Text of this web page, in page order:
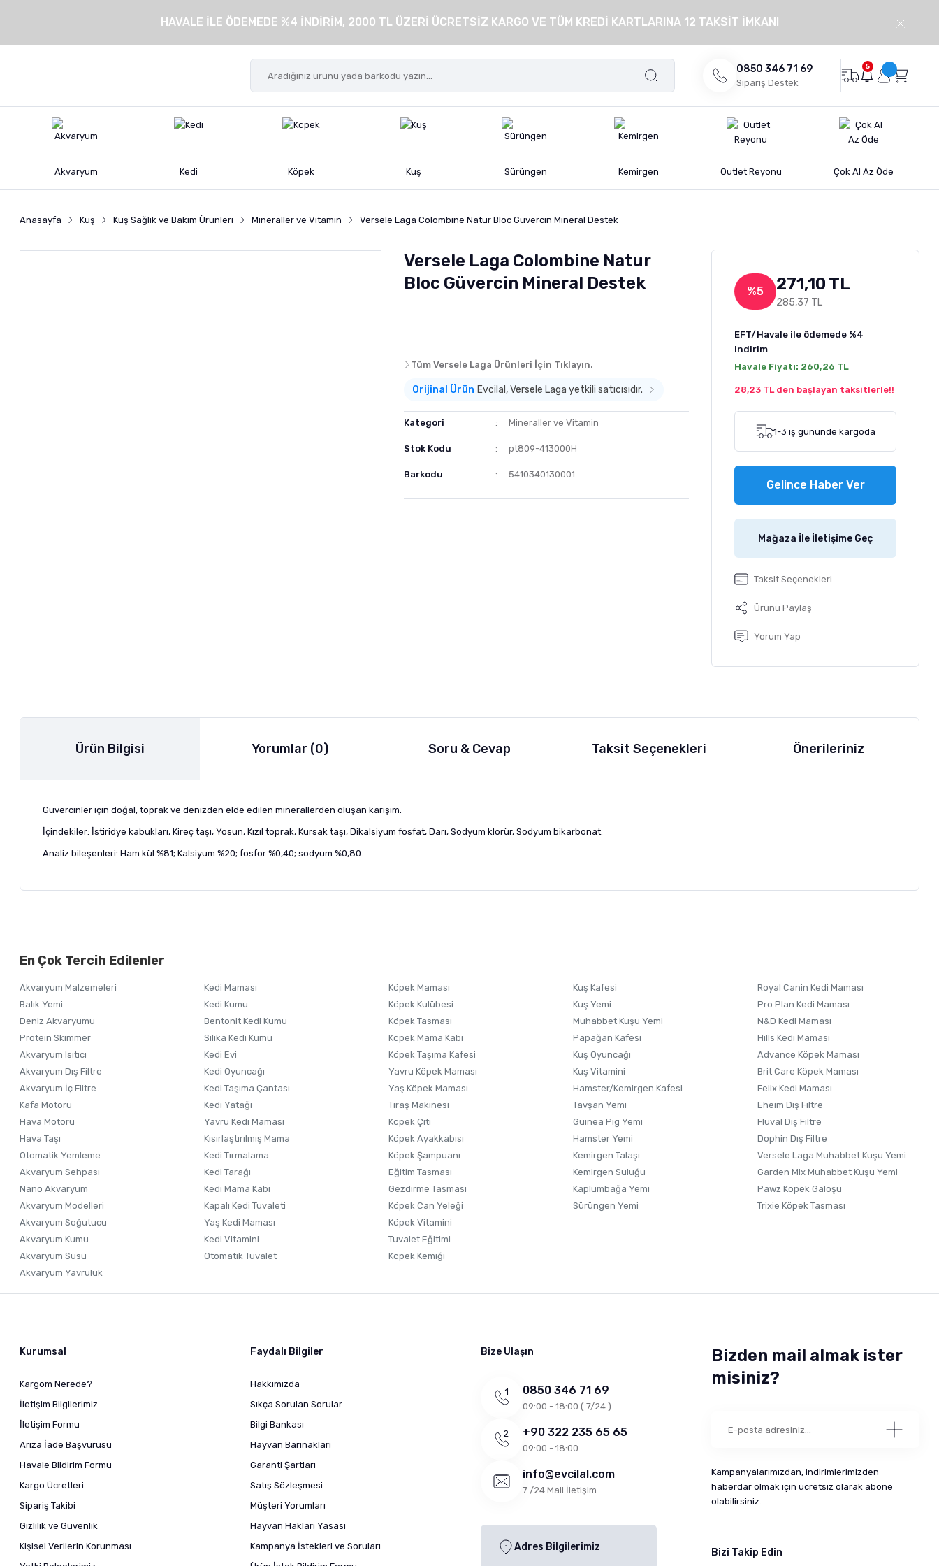
HAVALE İLE ÖDEMEDE %4 İNDİRİM, 2000 TL ÜZERİ ÜCRETSİZ KARGO VE TÜM KREDİ KARTLARINA 12 TAKSİT İMKANI
0850 346 71 69
Sipariş Destek
5
Akvaryum Kedi Köpek Kuş Sürüngen Kemirgen Outlet Reyonu Çok Al Az Öde
Anasayfa Kuş Kuş Sağlık ve Bakım Ürünleri Mineraller ve Vitamin Versele Laga Colombine Natur Bloc Güvercin Mineral Destek
Versele Laga Colombine Natur
Bloc Güvercin Mineral Destek
Tüm Versele Laga Ürünleri İçin Tıklayın.
Orijinal Ürün Evcilal, Versele Laga yetkili satıcısıdır.
Kategori Mineraller ve Vitamin
Stok Kodu pt809-413000H
Barkodu 5410340130001
%5 271,10 TL
285,37 TL
EFT/Havale ile ödemede %4
indirim
Havale Fiyatı: 260,26 TL
28,23 TL den başlayan taksitlerle!!
1-3 iş gününde kargoda
Gelince Haber Ver
Mağaza İle İletişime Geç
Taksit Seçenekleri
Ürünü Paylaş
Yorum Yap
Ürün Bilgisi Yorumlar (0) Soru & Cevap Taksit Seçenekleri Önerileriniz
Güvercinler için doğal, toprak ve denizden elde edilen minerallerden oluşan karışım.
İçindekiler: İstiridye kabukları, Kireç taşı, Yosun, Kızıl toprak, Kursak taşı, Dikalsiyum fosfat, Darı, Sodyum klorür, Sodyum bikarbonat.
Analiz bileşenleri: Ham kül %81; Kalsiyum %20; fosfor %0,40; sodyum %0,80.
Ürünü Satın Al ve Yorumla
Ürün açıklamasında eksik bilgiler bulunuyor.
Ürün fiyatı diğer sitelerden daha pahalı.
Bu ürüne benzer farklı alternatifler olmalı.
Gönder
En Çok Tercih Edilenler
Akvaryum Malzemeleri
Balık Yemi
Deniz Akvaryumu
Protein Skimmer
Akvaryum Isıtıcı
Akvaryum Dış Filtre
Akvaryum İç Filtre
Kafa Motoru
Hava Motoru
Hava Taşı
Otomatik Yemleme
Akvaryum Sehpası
Nano Akvaryum
Akvaryum Modelleri
Akvaryum Soğutucu
Akvaryum Kumu
Akvaryum Süsü
Akvaryum Yavruluk
Kedi Maması
Kedi Kumu
Bentonit Kedi Kumu
Silika Kedi Kumu
Kedi Evi
Kedi Oyuncağı
Kedi Taşıma Çantası
Kedi Yatağı
Yavru Kedi Maması
Kısırlaştırılmış Mama
Kedi Tırmalama
Kedi Tarağı
Kedi Mama Kabı
Kapalı Kedi Tuvaleti
Yaş Kedi Maması
Kedi Vitamini
Otomatik Tuvalet
Köpek Maması
Köpek Kulübesi
Köpek Tasması
Köpek Mama Kabı
Köpek Taşıma Kafesi
Yavru Köpek Maması
Yaş Köpek Maması
Tıraş Makinesi
Köpek Çiti
Köpek Ayakkabısı
Köpek Şampuanı
Eğitim Tasması
Gezdirme Tasması
Köpek Can Yeleği
Köpek Vitamini
Tuvalet Eğitimi
Köpek Kemiği
Kuş Kafesi
Kuş Yemi
Muhabbet Kuşu Yemi
Papağan Kafesi
Kuş Oyuncağı
Kuş Vitamini
Hamster/Kemirgen Kafesi
Tavşan Yemi
Guinea Pig Yemi
Hamster Yemi
Kemirgen Talaşı
Kemirgen Suluğu
Kaplumbağa Yemi
Sürüngen Yemi
Royal Canin Kedi Maması
Pro Plan Kedi Maması
N&D Kedi Maması
Hills Kedi Maması
Advance Köpek Maması
Brit Care Köpek Maması
Felix Kedi Maması
Eheim Dış Filtre
Fluval Dış Filtre
Dophin Dış Filtre
Versele Laga Muhabbet Kuşu Yemi
Garden Mix Muhabbet Kuşu Yemi
Pawz Köpek Galoşu
Trixie Köpek Tasması
Kurumsal
Kargom Nerede?
İletişim Bilgilerimiz
İletişim Formu
Arıza İade Başvurusu
Havale Bildirim Formu
Kargo Ücretleri
Sipariş Takibi
Gizlilik ve Güvenlik
Kişisel Verilerin Korunması
Faydalı Bilgiler
Hakkımızda
Sıkça Sorulan Sorular
Bilgi Bankası
Hayvan Barınakları
Garanti Şartları
Satış Sözleşmesi
Müşteri Yorumları
Hayvan Hakları Yasası
Kampanya İstekleri ve Soruları
Bize Ulaşın
0850 346 71 69
09:00 - 18:00 ( 7/24 )
+90 322 235 65 65
09:00 - 18:00
info@evcilal.com
7 /24 Mail İletişim
Adres Bilgilerimiz
Bizden mail almak ister
misiniz?
Kampanyalarımızdan, indirimlerimizden
haberdar olmak için ücretsiz olarak abone
olabilirsiniz.
Bizi Takip Edin